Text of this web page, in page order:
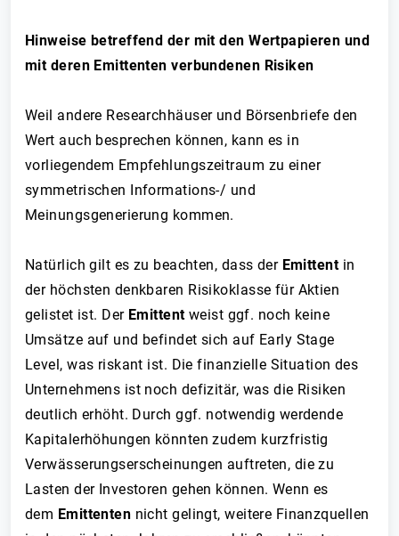
Hinweise betreffend der mit den Wertpapieren und
mit deren Emittenten verbundenen Risiken
Weil andere Researchhäuser und Börsenbriefe den
Wert auch besprechen können, kann es in
vorliegendem Empfehlungszeitraum zu einer
symmetrischen Informations-/ und
Meinungsgenerierung kommen.
Natürlich gilt es zu beachten, dass der Emittentin
der höchsten denkbaren Risikoklasse für Aktien
gelistet ist. Der Emittentweist ggf. noch keine
Umsätze auf und befindet sich auf Early Stage
Level, was riskant ist. Die finanzielle Situation des
Unternehmens ist noch defizitär, was die Risiken
deutlich erhöht. Durch ggf. notwendig werdende
Kapitalerhöhungen könnten zudem kurzfristig
Verwässerungserscheinungen auftreten, die zu
Lasten der Investoren gehen können. Wenn es
dem Emittenten nicht gelingt, weitere Finanzquellen